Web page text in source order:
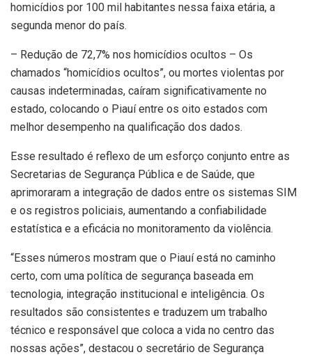
homicídios por 100 mil habitantes nessa faixa etária, a
segunda menor do país.
– Redução de 72,7% nos homicídios ocultos – Os
chamados “homicídios ocultos”, ou mortes violentas por
causas indeterminadas, caíram significativamente no
estado, colocando o Piauí entre os oito estados com
melhor desempenho na qualificação dos dados.
Esse resultado é reflexo de um esforço conjunto entre as
Secretarias de Segurança Pública e de Saúde, que
aprimoraram a integração de dados entre os sistemas SIM
e os registros policiais, aumentando a confiabilidade
estatística e a eficácia no monitoramento da violência.
“Esses números mostram que o Piauí está no caminho
certo, com uma política de segurança baseada em
tecnologia, integração institucional e inteligência. Os
resultados são consistentes e traduzem um trabalho
técnico e responsável que coloca a vida no centro das
nossas ações”, destacou o secretário de Segurança